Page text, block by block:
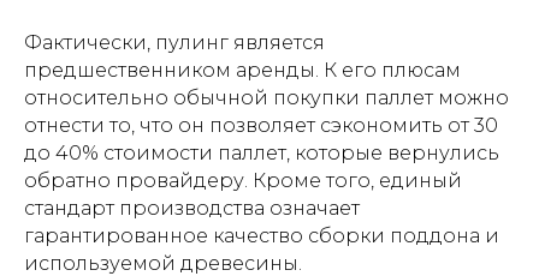
Фактически, пулинг является
предшественником аренды. К его плюсам
относительно обычной покупки паллет можно
отнести то, что он позволяет сэкономить от 30
до 40% стоимости паллет, которые вернулись
обратно провайдеру. Кроме того, единый
стандарт производства означает
гарантированное качество сборки поддона и
используемой древесины.